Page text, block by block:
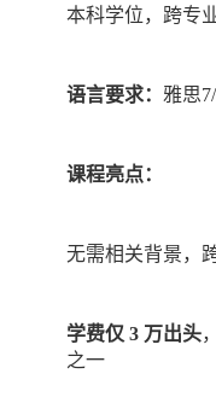
本科学位，跨专
语言要求： 雅思
课程亮点：
无需相关背景，
学费仅 3 万出头
之一